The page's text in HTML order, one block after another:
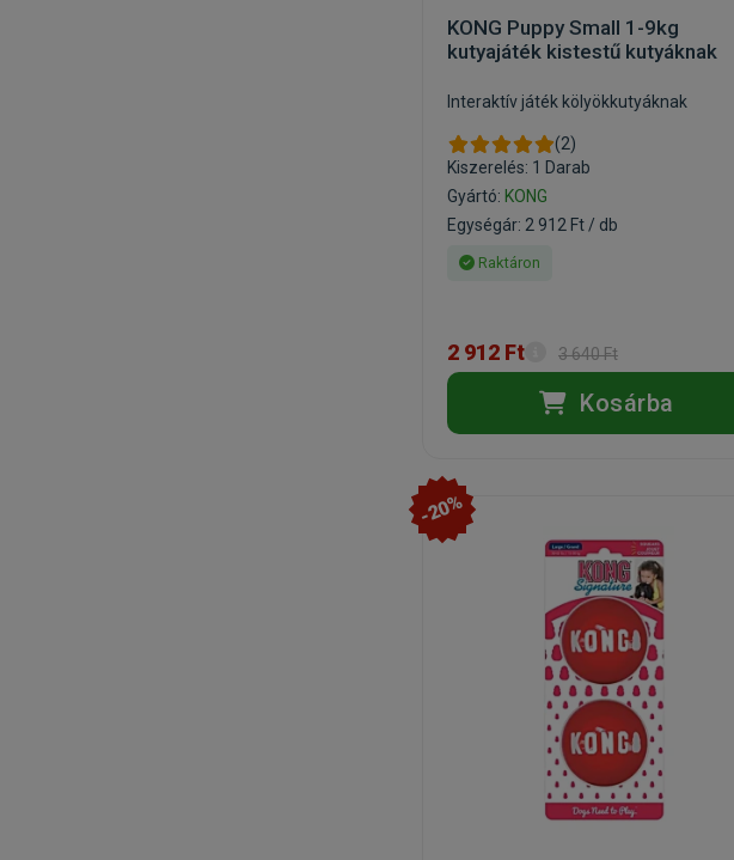
KONG Puppy Small 1-9kg
kutyajáték kistestű kutyáknak
Interaktív játék kölyökkutyáknak
(2)
Kiszerelés: 1 Darab
Gyártó: KONG
Egységár: 2 912 Ft / db
Raktáron
2 912 Ft 3 640 Ft
Kosárba
-20%